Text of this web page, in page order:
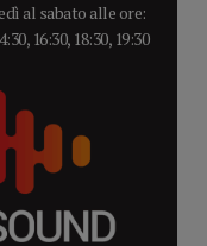
al sabato alle ore:
16:30, 18:30, 19:30